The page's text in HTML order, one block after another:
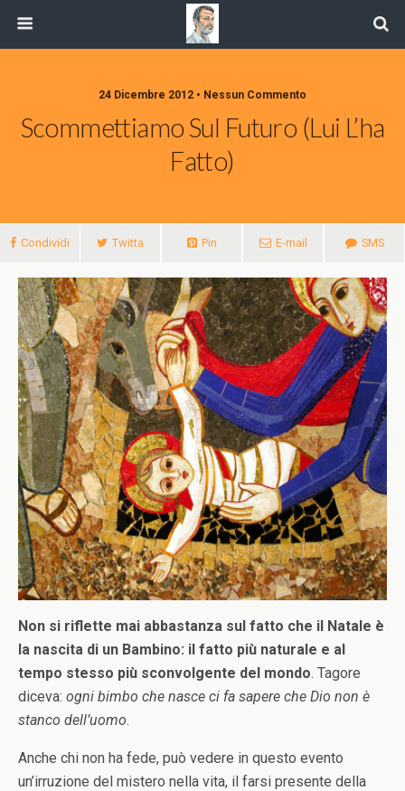
24 Dicembre 2012 • Nessun Commento
Scommettiamo Sul Futuro (Lui L’ha
Fatto)
Condividi Twitta Pin E-mail SMS
Non si riflette mai abbastanza sul fatto che il Natale è
la nascita di un Bambino: il fatto più naturale e al
tempo stesso più sconvolgente del mondo. Tagore
diceva: ogni bimbo che nasce ci fa sapere che Dio non è
stanco dell’uomo.
Anche chi non ha fede, può vedere in questo evento
un’irruzione del mistero nella vita, il farsi presente della